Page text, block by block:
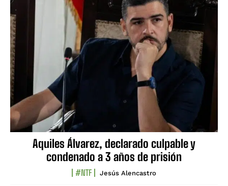
Aquiles Álvarez, declarado culpable y
condenado a 3 años de prisión
#NTF Jesús Alencastro